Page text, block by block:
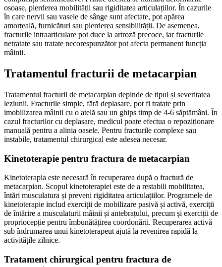
osoase, pierderea mobilității sau rigiditatea articulațiilor. În cazurile
în care nervii sau vasele de sânge sunt afectate, pot apărea
amorțeală, furnicături sau pierderea sensibilității. De asemenea,
fracturile intraarticulare pot duce la artroză precoce, iar fracturile
netratate sau tratate necorespunzător pot afecta permanent funcția
mâinii.
Tratamentul fracturii de metacarpian
Tratamentul fracturii de metacarpian depinde de tipul și severitatea
leziunii. Fracturile simple, fără deplasare, pot fi tratate prin
imobilizarea mâinii cu o atelă sau un ghips timp de 4-6 săptămâni. În
cazul fracturilor cu deplasare, medicul poate efectua o repoziționare
manuală pentru a alinia oasele. Pentru fracturile complexe sau
instabile, tratamentul chirurgical este adesea necesar.
Kinetoterapie pentru fractura de metacarpian
Kinetoterapia este necesară în recuperarea după o fractură de
metacarpian. Scopul kinetoterapiei este de a restabili mobilitatea,
întări musculatura și preveni rigiditatea articulațiilor. Programele de
kinetoterapie includ exerciții de mobilizare pasivă și activă, exerciții
de întărire a musculaturii mâinii și antebrațului, precum și exerciții de
propriocepție pentru îmbunătățirea coordonării. Recuperarea activă
sub îndrumarea unui kinetoterapeut ajută la revenirea rapidă la
activitățile zilnice.
Tratament chirurgical pentru fractura de